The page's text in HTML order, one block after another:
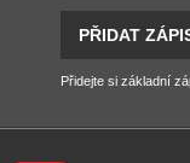
PŘIDAT
Přidejte si základní